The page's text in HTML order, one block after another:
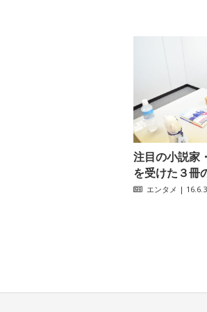
注目の小説家
を受けた３冊
エンタメ |